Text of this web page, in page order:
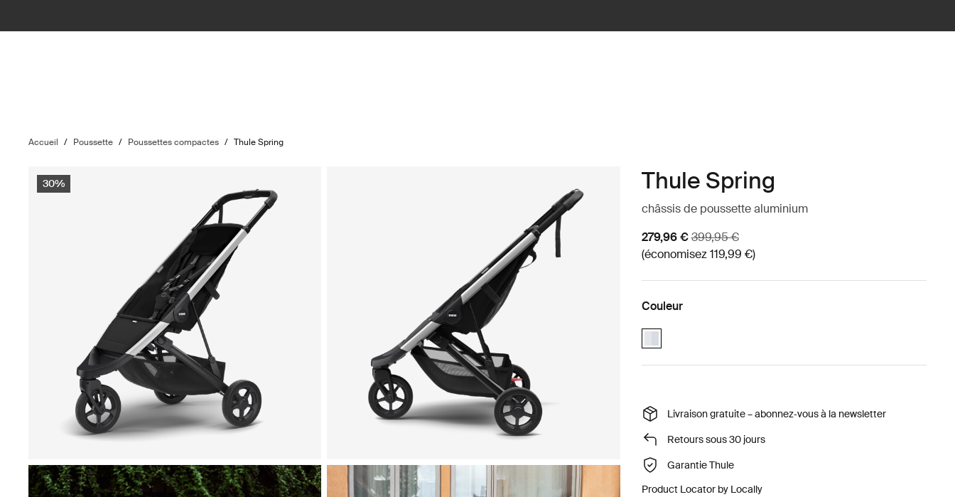
Accueil / Poussette / Poussettes compactes / Thule Spring
30% Thule Spring
châssis de poussette aluminium
Prix de vente
279,96 €Prix d’origine
399,95 €
(économisez 119,99 €)
Couleur
Thule Spring chassis Aluminium (selected)
Livraison gratuite – abonnez‑vous à la newsletter
Retours sous 30 jours
Garantie Thule
Product Locator by Locally